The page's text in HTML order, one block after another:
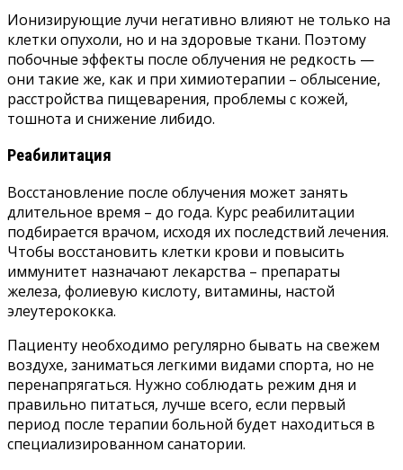
Ионизирующие лучи негативно влияют не только на
клетки опухоли, но и на здоровые ткани. Поэтому
побочные эффекты после облучения не редкость —
они такие же, как и при химиотерапии – облысение,
расстройства пищеварения, проблемы с кожей,
тошнота и снижение либидо.
Реабилитация
Восстановление после облучения может занять
длительное время – до года. Курс реабилитации
подбирается врачом, исходя их последствий лечения.
Чтобы восстановить клетки крови и повысить
иммунитет назначают лекарства – препараты
железа, фолиевую кислоту, витамины, настой
элеутерококка.
Пациенту необходимо регулярно бывать на свежем
воздухе, заниматься легкими видами спорта, но не
перенапрягаться. Нужно соблюдать режим дня и
правильно питаться, лучше всего, если первый
период после терапии больной будет находиться в
специализированном санатории.